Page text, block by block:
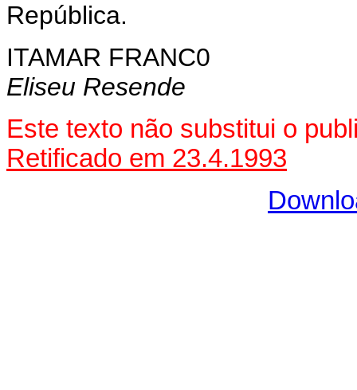
República.
ITAMAR FRANC0
Eliseu Resende
Este texto não substitui o
Retificado em 23.4.1993